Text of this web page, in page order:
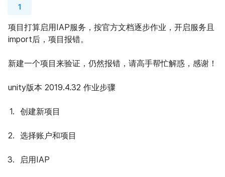
1
项目打算启用IAP服务，按官方文档逐步作业，开启服务且
import后，项目报错。
新建一个项目来验证，仍然报错，请高手帮忙解惑，感谢！
unity版本 2019.4.32 作业步骤
创建新项目
选择账户和项目
启用IAP